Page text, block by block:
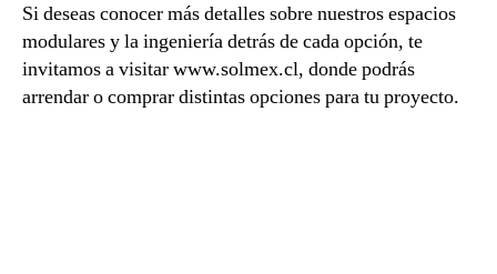
Si deseas conocer más detalles sobre nuestros espacios
modulares y la ingeniería detrás de cada opción, te
invitamos a visitar www.solmex.cl, donde podrás
arrendar o comprar distintas opciones para tu proyecto.